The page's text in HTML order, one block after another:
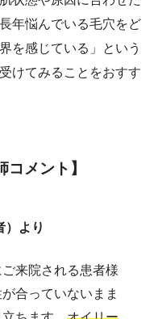
年悩んでいる毛穴をど
を感じている」という
けてみることをおすす
コメント】
）より
来院される患者様
合っていないまま